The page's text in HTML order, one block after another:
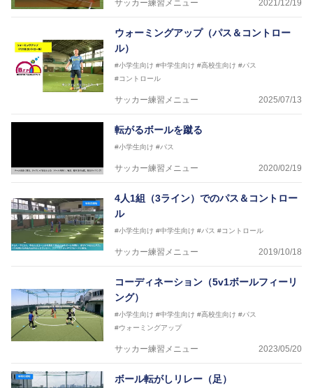
サッカー練習メニュー 2021/12/19
ウォーミングアップ（パス＆コントロー
ル）
#小学生向け #中学生向け #高校生向け #パス
#コントロール
サッカー練習メニュー 2025/07/13
転がるボールを蹴る
#小学生向け #パス
サッカー練習メニュー 2020/02/19
4人1組（3ライン）でのパス＆コントロー
ル
#小学生向け #中学生向け #パス #コントロール
サッカー練習メニュー 2019/10/18
コーディネーション（5v1ボールフィーリ
ング）
#小学生向け #中学生向け #高校生向け #パス
#ウォーミングアップ
サッカー練習メニュー 2023/05/20
ボール転がしリレー（足）